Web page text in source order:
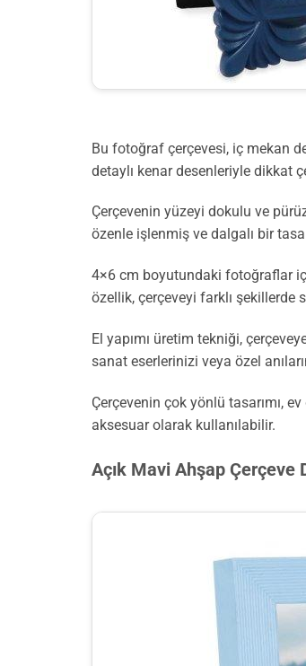
Bu fotoğraf çerçevesi, iç mekan
detaylı kenar desenleriyle dikkat
Çerçevenin yüzeyi dokulu ve
özenle işlenmiş ve dalgalı bir
4×6 cm boyutundaki fotoğraflar
özellik, çerçeveyi farklı şekillerde
El yapımı üretim tekniği,
sanat eserlerinizi veya özel
Çerçevenin çok yönlü tasarımı,
aksesuar olarak kullanılabilir.
Açık Mavi Ahşap